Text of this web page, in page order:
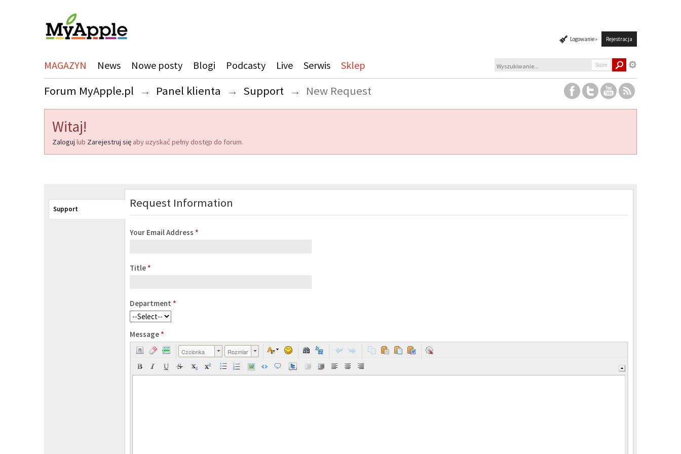
Logowanie » Rejestracja
MAGAZYN News Nowe posty Blogi Podcasty Live Serwis Sklep Store
Forum MyApple.pl → Panel klienta → Support → New Request
Witaj!
Zaloguj lub Zarejestruj się aby uzyskać pełny dostęp do forum.
Support Request Information
Your Email Address *
Title *
Department *
Message *
Czcionka Rozmiar